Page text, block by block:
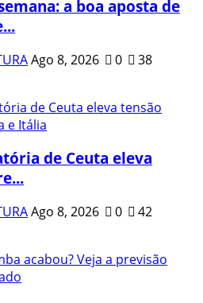
a boa aposta de
Ago 8, 2026 0 38
de Ceuta eleva
Ago 8, 2026 0 42